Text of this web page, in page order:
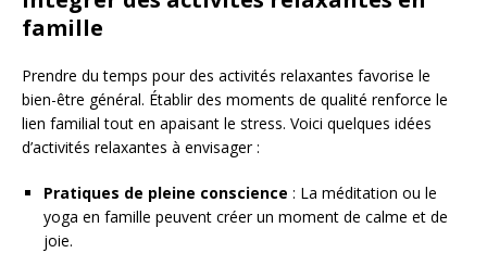
famille
Prendre du temps pour des activités relaxantes favorise le
bien-être général. Établir des moments de qualité renforce le
lien familial tout en apaisant le stress. Voici quelques idées
d’activités relaxantes à envisager :
Pratiques de pleine conscience : La méditation ou le
yoga en famille peuvent créer un moment de calme et de
joie.